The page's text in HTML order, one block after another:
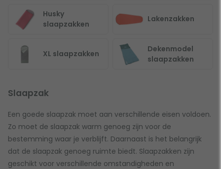
Husky
slaapzakken
Lakenzakken
XL slaapzakken
Dekenmodel
slaapzakken
Slaapzak
Een goede slaapzak moet aan verschillende eisen voldoen.
Zo moet de slaapzak warm genoeg zijn voor de
bestemming waar je verblijft. Daarnaast is het belangrijk
dat de slaapzak genoeg ruimte biedt. Slaapzakken zijn
geschikt voor verschillende omstandigheden en